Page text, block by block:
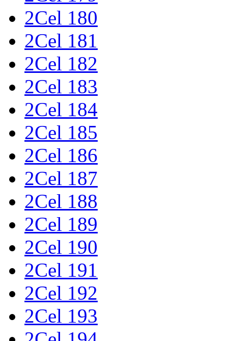
2Cel 180
2Cel 181
2Cel 182
2Cel 183
2Cel 184
2Cel 185
2Cel 186
2Cel 187
2Cel 188
2Cel 189
2Cel 190
2Cel 191
2Cel 192
2Cel 193